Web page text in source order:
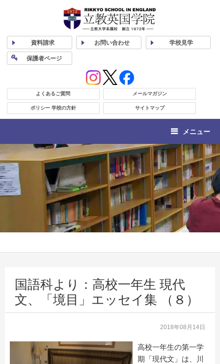
資料請求 お問い合わせ 学校見学
保護者ページ
よくあるご質問 メールマガジン
ポリシー 学校の方針 サイトマップ
メニュー
国語科より：高校一年生 現代
文、「境目」エッセイ集 （８）
2018年08月14日
高校一年生の第一学
期「現代文」は、川